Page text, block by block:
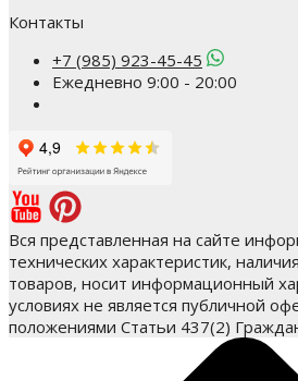
Контакты
+7 (985) 923-45-45
Ежедневно 9:00 - 20:00
Вся представленная на сайте
технических характеристик,
товаров, носит информационный
условиях не является публичной
положениями Статьи 437(2)